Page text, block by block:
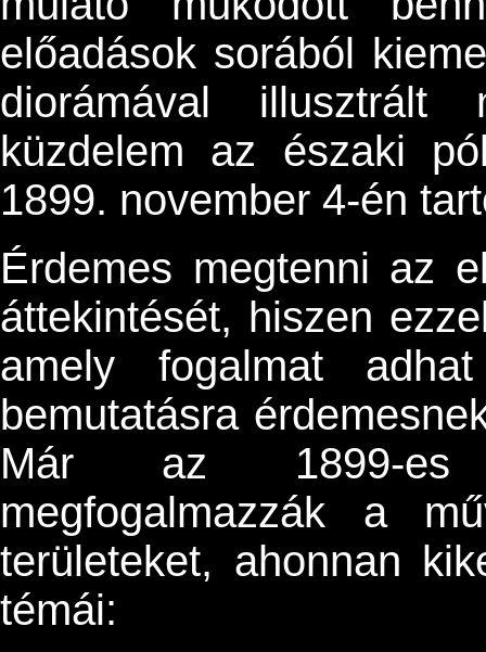
előadások sorából
diorámával
küzdelem az északi
1899. november 4-én
Érdemes megtenni az
áttekintését, hiszen
amely fogalmat
bemutatásra
Már az 1899-es
megfogalmazzák a
területeket, ahonnan
témái: